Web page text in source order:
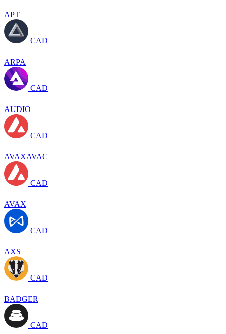
APT
CAD
ARPA
CAD
AUDIO
CAD
AVAXAVAC
CAD
AVAX
CAD
AXS
CAD
BADGER
CAD